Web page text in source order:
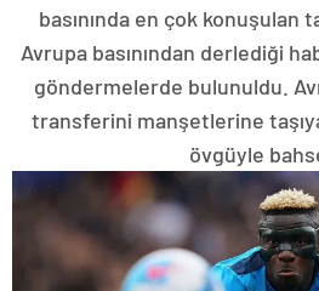
basınında en çok konuşulan
Avrupa basınından derlediği
göndermelerde bulunuldu.
transferini manşetlerine
övgüyle